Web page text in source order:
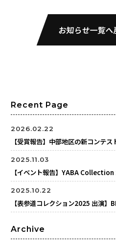
お知らせ一覧へ
Recent Page
2026.02.22
【受賞報告】中部地区の新コンテ
2025.11.03
【イベント報告】YABA
2025.10.22
【表参道コレクション2025 出演
Archive